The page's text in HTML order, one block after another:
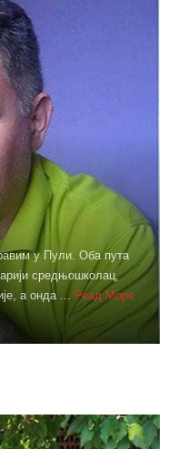
у Пули. Оба пута
средњошколац,
а онда ...
Реад Море